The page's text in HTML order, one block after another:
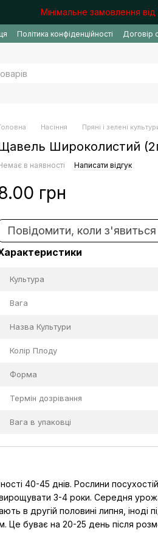
Мінімальне замовлення
Політика конфіденційності Договір
Насіння Пряні і зелені
Широколистий
в наявності Написати відгук
грн
Повідомити, коли з'явиться
Культура
Вага
Назва Культури
Колір Плоду
Форма
Термін дозрівання
Вага в упаковці
40-45 днів. Рослини
3-4 роки. Середня
в другій половині липня,
буває на 20-25 день після